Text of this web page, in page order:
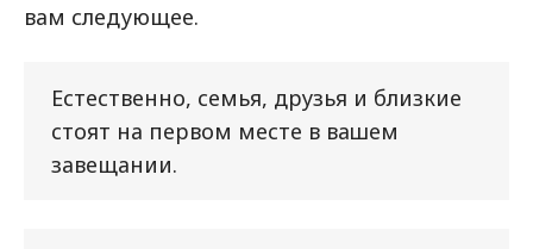
вам следующее.
Естественно, семья, друзья и близкие
стоят на первом месте в вашем
завещании.